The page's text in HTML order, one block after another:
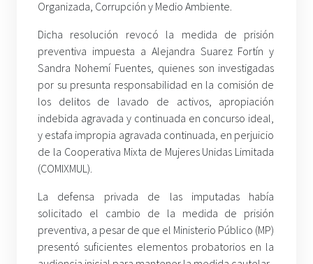
Organizada, Corrupción y Medio Ambiente.
Dicha resolución revocó la medida de prisión
preventiva impuesta a Alejandra Suarez Fortín y
Sandra Nohemí Fuentes, quienes son investigadas
por su presunta responsabilidad en la comisión de
los delitos de lavado de activos, apropiación
indebida agravada y continuada en concurso ideal,
y estafa impropia agravada continuada, en perjuicio
de la Cooperativa Mixta de Mujeres Unidas Limitada
(COMIXMUL).
La defensa privada de las imputadas había
solicitado el cambio de la medida de prisión
preventiva, a pesar de que el Ministerio Público (MP)
presentó suficientes elementos probatorios en la